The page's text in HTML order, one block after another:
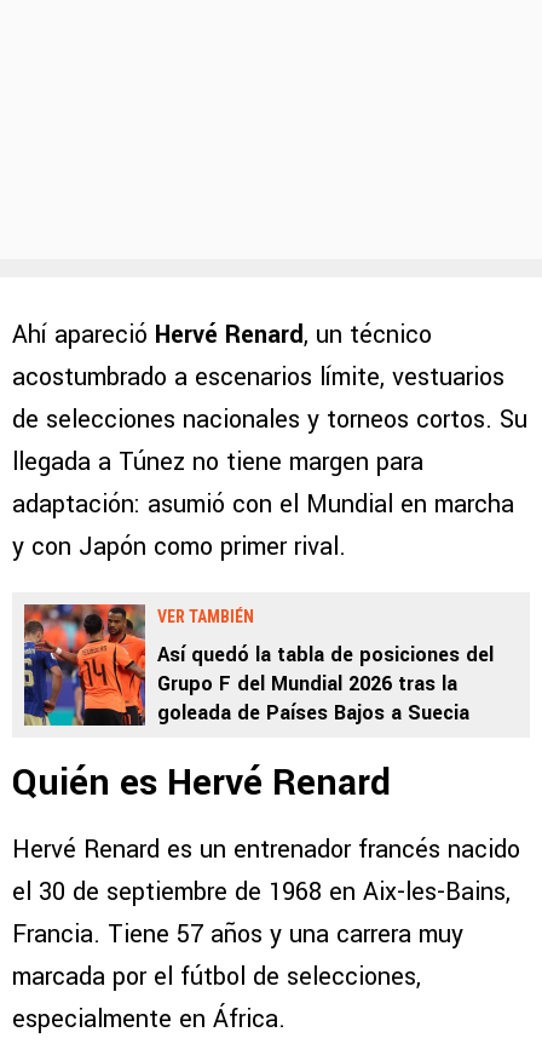
Ahí apareció Hervé Renard, un técnico
acostumbrado a escenarios límite, vestuarios
de selecciones nacionales y torneos cortos. Su
llegada a Túnez no tiene margen para
adaptación: asumió con el Mundial en marcha
y con Japón como primer rival.
VER TAMBIÉN
Así quedó la tabla de posiciones del
Grupo F del Mundial 2026 tras la
goleada de Países Bajos a Suecia
Quién es Hervé Renard
Hervé Renard es un entrenador francés nacido
el 30 de septiembre de 1968 en Aix-les-Bains,
Francia. Tiene 57 años y una carrera muy
marcada por el fútbol de selecciones,
especialmente en África.